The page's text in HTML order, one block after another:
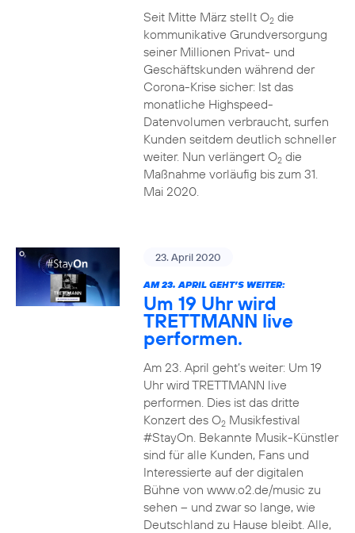
Seit Mitte März stellt O2die
kommunikative Grundversorgung
seiner Millionen Privat- und
Geschäftskunden während der
Corona-Krise sicher: Ist das
monatliche Highspeed-
Datenvolumen verbraucht, surfen
Kunden seitdem deutlich schneller
weiter. Nun verlängert O2die
Maßnahme vorläufig bis zum 31.
Mai 2020.
23. April 2020
AM 23. APRIL GEHT’S WEITER:
Um 19 Uhr wird
TRETTMANN live
performen.
Am 23. April geht’s weiter: Um 19
Uhr wird TRETTMANN live
performen. Dies ist das dritte
Konzert des O2Musikfestival
#StayOn. Bekannte Musik-Künstler
sind für alle Kunden, Fans und
Interessierte auf der digitalen
Bühne von www.o2.de/music zu
sehen – und zwar so lange, wie
Deutschland zu Hause bleibt. Alle,